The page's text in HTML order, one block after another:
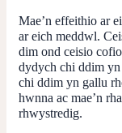
Mae’n effeithio ar
ar eich meddwl.
dim ond ceisio
dydych chi ddim
chi ddim yn gallu
hwnna ac mae’n
rhwystredig.